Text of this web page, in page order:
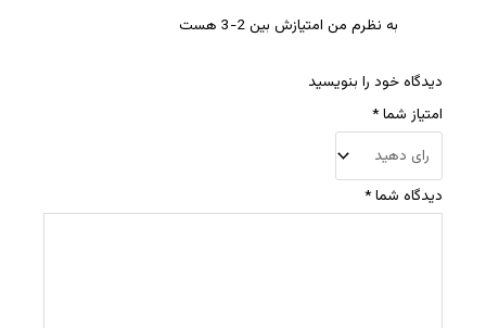
به نظرم من امتیازش بین 2-3 هست
دیدگاه خود را بنویسید
امتیاز شما*
دیدگاه شما*